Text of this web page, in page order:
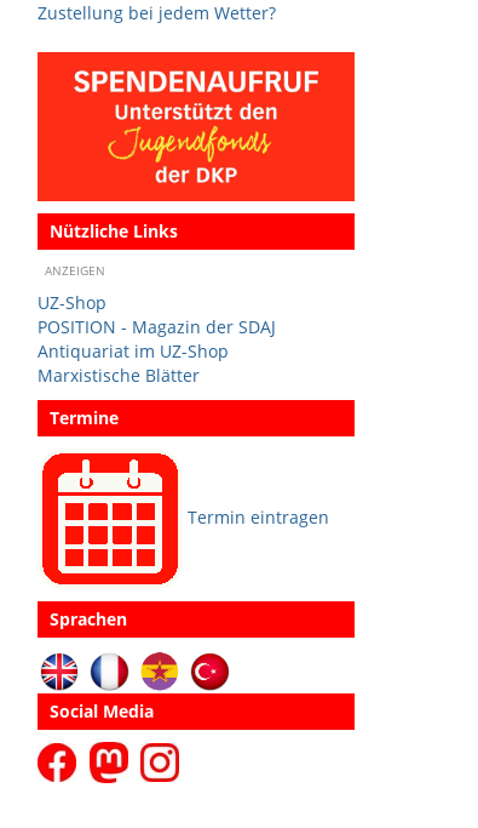
Zustellung bei jedem Wetter?
Nützliche Links
ANZEIGEN
UZ-Shop
POSITION - Magazin der SDAJ
Antiquariat im UZ-Shop
Marxistische Blätter
Termine
Termin eintragen
Sprachen
Social Media